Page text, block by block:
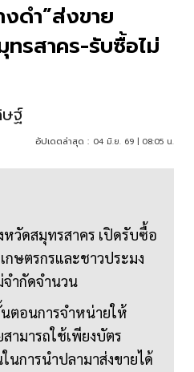
ดำ”ส่งขาย
ทรสาคร-รับซื้อไม่
ฐ์
อัปเดตล่าสุด : 04 มิ.ย. 69 | 08:05 น.
หวัดสมุทรสาคร เปิดรับซื้อ
กษตรกรและชาวประมง
จำกัดจำนวน
ตอนการจำหน่ายให้
ามารถใช้เพียงบัตร
นการนำปลามาส่งขายได้